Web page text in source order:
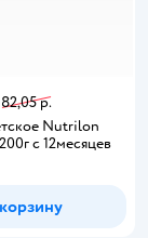
82,05 р.
Nutrilon
с 12месяцев